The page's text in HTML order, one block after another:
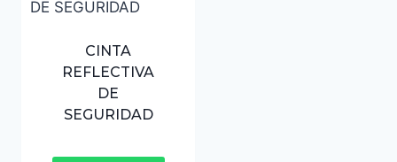
CINTA
REFLECTIVA
DE
SEGURIDAD